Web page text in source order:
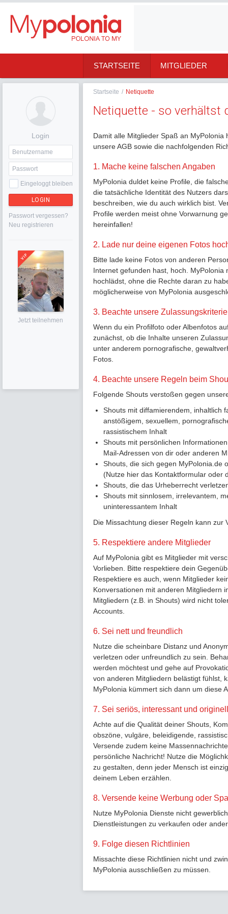
STARTSEITE MITGLIEDER
Login
Eingeloggt bleiben
LOGIN
Passwort vergessen?
Neu registrieren
Jetzt teilnehmen
Startseite / Netiquette
Netiquette - so verhältst
Damit alle Mitglieder Spaß an
unsere AGB sowie die nachfolgenden
1. Mache keine falschen Angaben
MyPolonia duldet keine Profile, die
die tatsächliche Identität des Nutzers
beschreiben, wie du auch wirklich bist.
Profile werden meist ohne Vorwarnung
hereinfallen!
2. Lade nur deine eigenen Fotos
Bitte lade keine Fotos von anderen
Internet gefunden hast, hoch.
hochlädst, ohne die Rechte daran zu
möglicherweise von MyPolonia
3. Beachte unsere
Wenn du ein Profilfoto oder Albenfotos
zunächst, ob die Inhalte unseren
unter anderem pornografische,
Fotos.
4. Beachte unsere Regeln beim
Folgende Shouts verstoßen gegen
Shouts mit diffamierendem, inhaltlich
anstößigem, sexuellem,
rassistischem Inhalt
Shouts mit persönlichen
Mail-Adressen von dir oder anderen
Shouts, die sich gegen MyPolonia.de
(Nutze hier das Kontaktformular oder
Shouts, die das Urheberrecht
Shouts mit sinnlosem, irrelevantem,
uninteressantem Inhalt
Die Missachtung dieser Regeln kann zur
5. Respektiere andere Mitglieder
Auf MyPolonia gibt es Mitglieder mit
Vorlieben. Bitte respektiere dein
Respektiere es auch, wenn Mitglieder
Konversationen mit anderen Mitgliedern
Mitgliedern (z.B. in Shouts) wird nicht
Accounts.
6. Sei nett und freundlich
Nutze die scheinbare Distanz und
verletzen oder unfreundlich zu sein.
werden möchtest und gehe auf
von anderen Mitgliedern belästigt fühlst,
MyPolonia kümmert sich dann um diese
7. Sei seriös, interessant und originell
Achte auf die Qualität deiner Shouts,
obszöne, vulgäre, beleidigende,
Versende zudem keine
persönliche Nachricht! Nutze die
zu gestalten, denn jeder Mensch ist
deinem Leben erzählen.
8. Versende keine Werbung oder
Nutze MyPolonia Dienste nicht
Dienstleistungen zu verkaufen oder
9. Folge diesen Richtlinien
Missachte diese Richtlinien nicht und
MyPolonia ausschließen zu müssen.